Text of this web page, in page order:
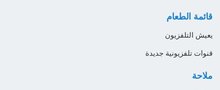
قائمة الطعام
يعيش التلفزيون
قنوات تلفزيونية جديدة
ملاحة